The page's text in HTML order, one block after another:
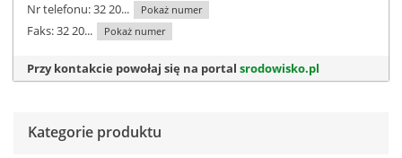
Nr telefonu:32 20... Pokaż numer
Faks:32 20... Pokaż numer
Przy kontakcie powołaj się na portal srodowisko.pl
Kategorie produktu